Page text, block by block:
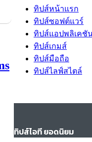
ทิปส์หน้าแรก
ทิปส์ซอฟต์แวร์
ทิปส์แอปพลิเคชั
ทิปส์เกมส์
ทิปส์มือถือ
ทิปส์ไลฟ์สไตล์
ทิปส์ไอที ยอดนิยม